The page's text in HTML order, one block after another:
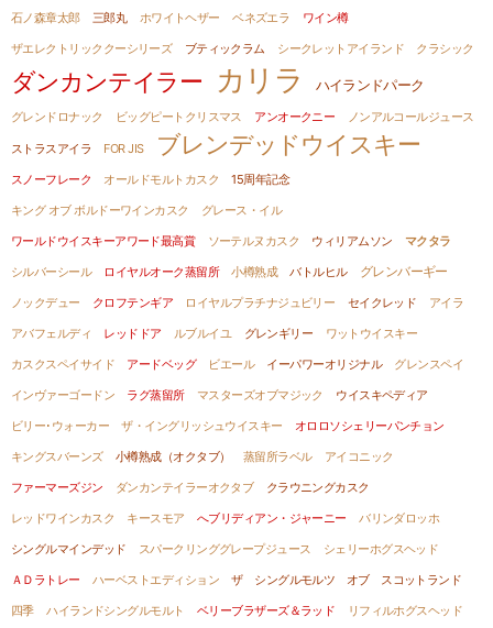
石ノ森章太郎 三郎丸 ホワイトヘザー ベネズエラ
ワイン樽
ザエレクトリッククーシリーズ
ブティックラム シークレットアイランド クラシック
ダンカンテイラー カリラ ハイランドパーク
グレンドロナック ビッグピートクリスマス アンオークニー ノンアルコールジュース
ストラスアイラ FOR JIS ブレンデッドウイスキー
スノーフレーク オールドモルトカスク
15周年記念
キング オブ ボルドーワインカスク
グレース・イル
ワールドウイスキーアワード最高賞
ソーテルヌカスク ウィリアムソン
マクタラ
シルバーシール
ロイヤルオーク蒸留所 小樽熟成 バトルヒル グレンバーギー
ノックデュー クロフテンギア ロイヤルプラチナジュビリー セイクレッド
アイラ
アバフェルディ
レッドドア ルブルイユ グレンギリー
ワットウイスキー
カスクスペイサイド
アードベッグ ビエール イーパワーオリジナル
グレンスペイ
インヴァーゴードン
ラグ蒸留所 マスターズオブマジック
ウイスキペディア
ビリー･ウォーカー
ザ・イングリッシュウイスキー
オロロソシェリーパンチョン
キングスバーンズ
小樽熟成（オクタブ） 蒸留所ラベル
アイコニック
ファーマーズジン
ダンカンテイラーオクタブ
クラウニングカスク
レッドワインカスク
キースモア へブリディアン・ジャーニー
バリンダロッホ
シングルマインデッド
スパークリンググレープジュース
シェリーホグスヘッド
ＡＤラトレー
ハーベストエディション
ザ シングルモルツ オブ スコットランド
四季
ハイランドシングルモルト ベリーブラザーズ＆ラッド
リフィルホグスヘッド